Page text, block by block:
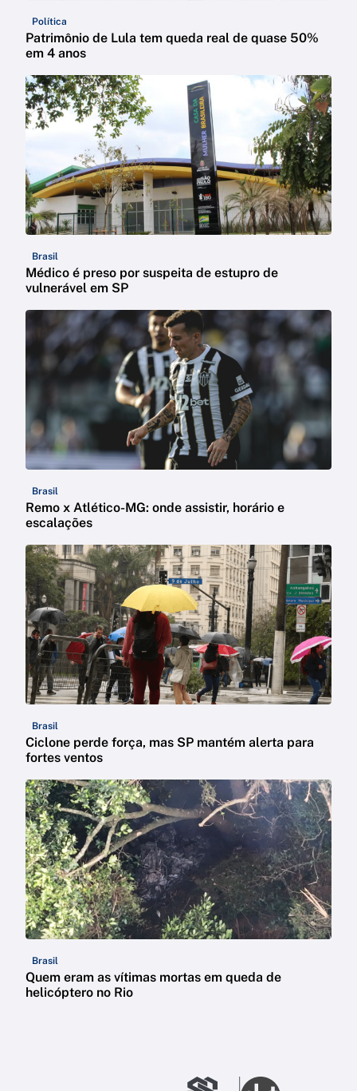
Política
Patrimônio de Lula tem queda real de quase 50%
em 4 anos
Brasil
Médico é preso por suspeita de estupro de
vulnerável em SP
Brasil
Remo x Atlético-MG: onde assistir, horário e
escalações
Brasil
Ciclone perde força, mas SP mantém alerta para
fortes ventos
Brasil
Quem eram as vítimas mortas em queda de
helicóptero no Rio